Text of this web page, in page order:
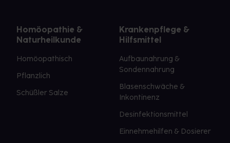
Homöopathie &
Naturheilkunde
Homöopathisch
Pflanzlich
Schüßler Salze
Krankenpflege &
Hilfsmittel
Aufbaunahrung &
Sondennahrung
Blasenschwäche &
Inkontinenz
Desinfektionsmittel
Einnehmehilfen & Dosierer